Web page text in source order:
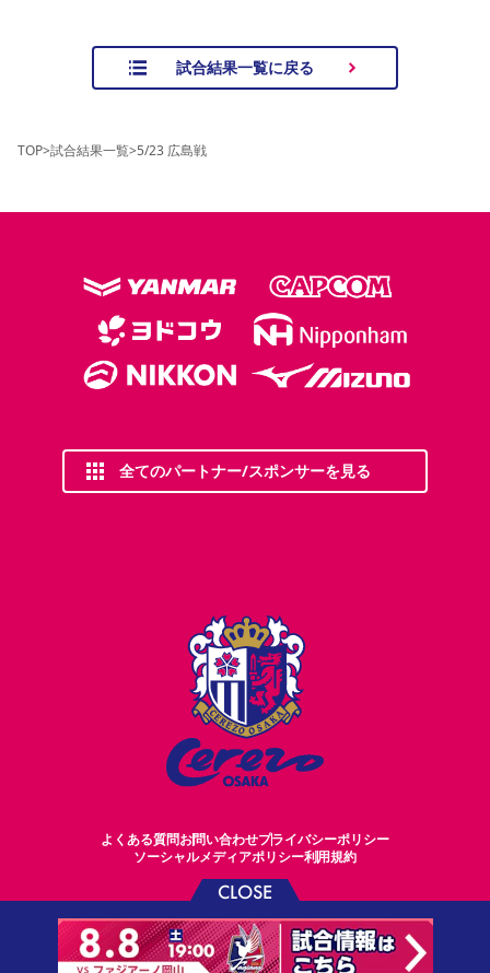
CLOSE
試合結果一覧に戻る
TOP>試合結果一覧>5/23 広島戦
全てのパートナー/スポンサーを見る
よくある質問お問い合わせプライバシーポリシー
ソーシャルメディアポリシー利用規約
©CEREZO OSAKA CO.,LTD.